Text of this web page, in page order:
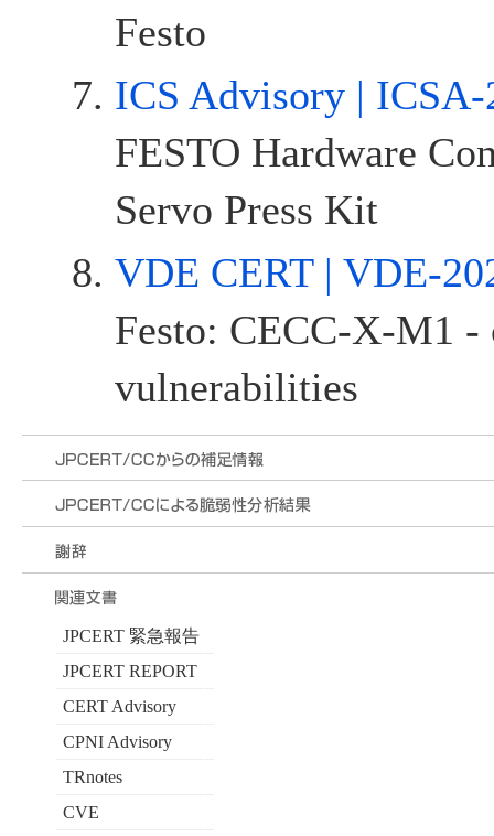
Festo
ICS Advisory | ICSA-
FESTO Hardware
Servo Press Kit
VDE CERT | VDE-
Festo: CECC-X-M1
vulnerabilities
JPCERT 緊急報告
JPCERT REPORT
CERT Advisory
CPNI Advisory
TRnotes
CVE